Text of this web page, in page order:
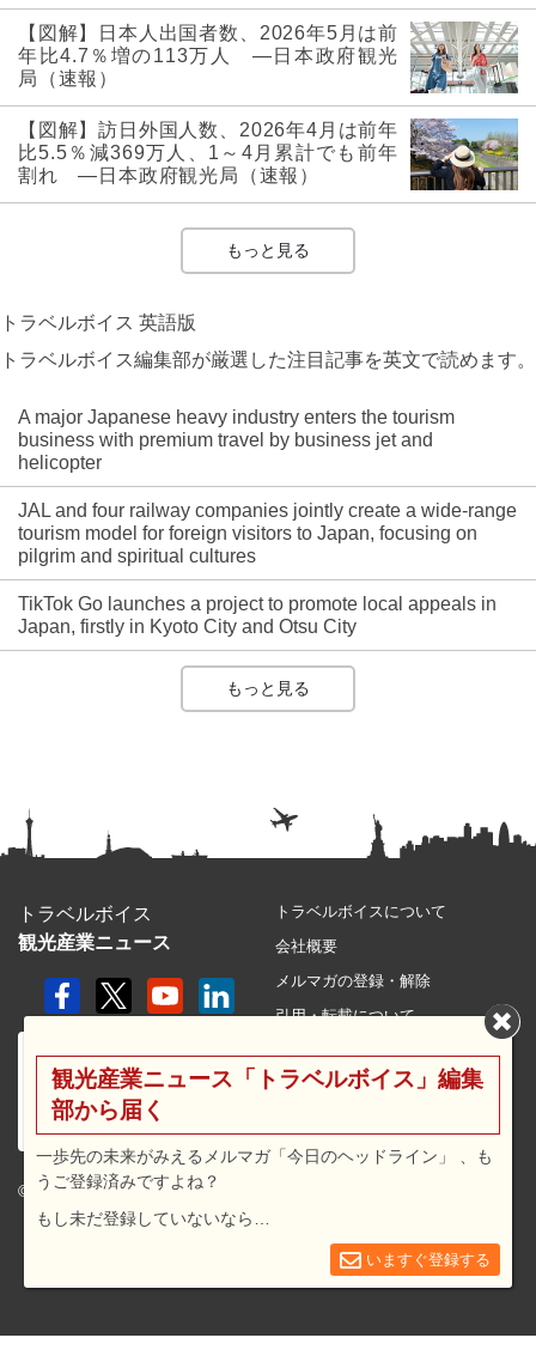
【図解】日本人出国者数、2026年5月は前
年比4.7％増の113万人 ―日本政府観光
局（速報）
【図解】訪日外国人数、2026年4月は前年
比5.5％減369万人、1～4月累計でも前年
割れ ―日本政府観光局（速報）
もっと見る
トラベルボイス 英語版
トラベルボイス編集部が厳選した注目記事を英文で読めます。
A major Japanese heavy industry enters the tourism
business with premium travel by business jet and
helicopter
JAL and four railway companies jointly create a wide-range
tourism model for foreign visitors to Japan, focusing on
pilgrim and spiritual cultures
TikTok Go launches a project to promote local appeals in
Japan, firstly in Kyoto City and Otsu City
もっと見る
トラベルボイス
観光産業ニュース
© 2026 travel voice.
トラベルボイスについて
会社概要
メルマガの登録・解除
引用・転載について
利用規約
広告メニュー・料金
観光産業ニュース「トラベルボイス」編集
部から届く
一歩先の未来がみえるメルマガ「今日のヘッドライン」 、も
うご登録済みですよね？
もし未だ登録していないなら…
いますぐ登録する